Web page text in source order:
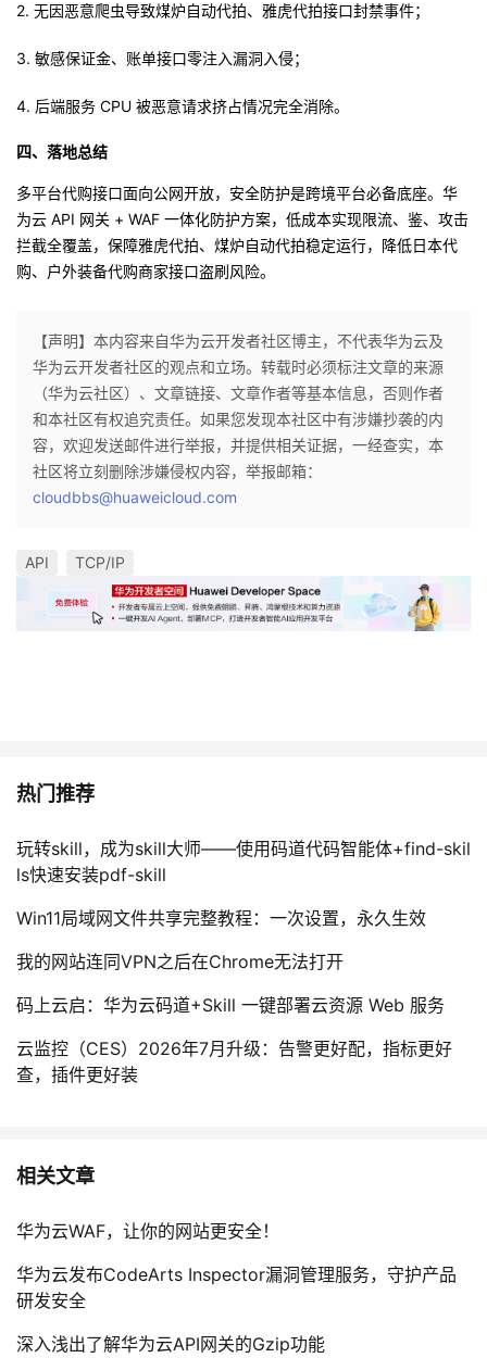
藏
2. 无因恶意爬虫导致煤炉自动代拍、雅虎代拍接口封禁事件；
3. 敏感保证金、账单接口零注入漏洞入侵；
4. 后端服务 CPU 被恶意请求挤占情况完全消除。
四、落地总结
多平台代购接口面向公网开放，安全防护是跨境平台必备底座。华
为云 API 网关 + WAF 一体化防护方案，低成本实现限流、鉴、攻击
拦截全覆盖，保障雅虎代拍、煤炉自动代拍稳定运行，降低日本代
购、户外装备代购商家接口盗刷风险。
【声明】本内容来自华为云开发者社区博主，不代表华为云及
华为云开发者社区的观点和立场。转载时必须标注文章的来源
（华为云社区）、文章链接、文章作者等基本信息，否则作者
和本社区有权追究责任。如果您发现本社区中有涉嫌抄袭的内
容，欢迎发送邮件进行举报，并提供相关证据，一经查实，本
社区将立刻删除涉嫌侵权内容，举报邮箱：
cloudbbs@huaweicloud.com
API TCP/IP
热门推荐
玩转skill，成为skill大师——使用码道代码智能体+find-skil
ls快速安装pdf-skill
Win11局域网文件共享完整教程：一次设置，永久生效
我的网站连同VPN之后在Chrome无法打开
码上云启：华为云码道+Skill 一键部署云资源 Web 服务
云监控（CES）2026年7月升级：告警更好配，指标更好
查，插件更好装
相关文章
华为云WAF，让你的网站更安全！
华为云发布CodeArts Inspector漏洞管理服务，守护产品
研发安全
深入浅出了解华为云API网关的Gzip功能